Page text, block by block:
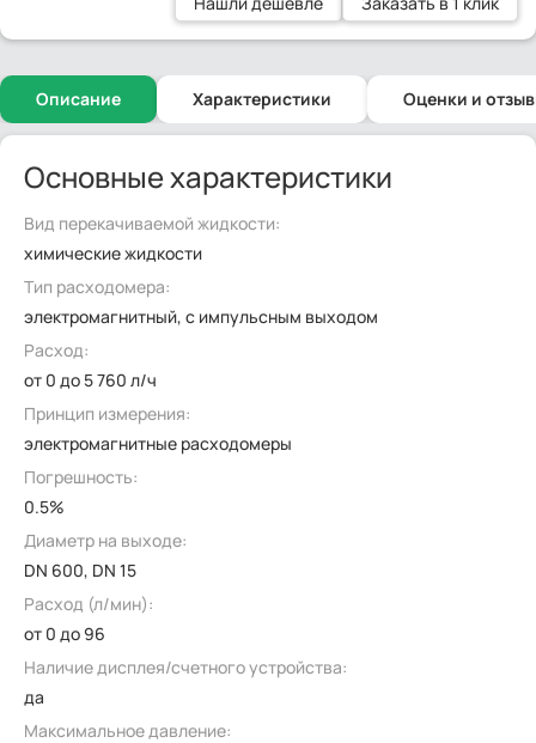
Описание Характеристики Оценки и
Основные характеристики
Вид перекачиваемой жидкости:
химические жидкости
Тип расходомера:
электромагнитный, с импульсным выходом
Расход:
от 0 до 5 760 л/ч
Принцип измерения:
электромагнитные расходомеры
Погрешность:
0.5%
Диаметр на выходе:
DN 600, DN 15
Расход (л/мин):
от 0 до 96
Наличие дисплея/счетного устройства:
да
Максимальное давление: